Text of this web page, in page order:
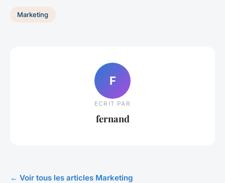
Marketing
F
ECRIT PAR
fernand
← Voir tous les articles Marketing